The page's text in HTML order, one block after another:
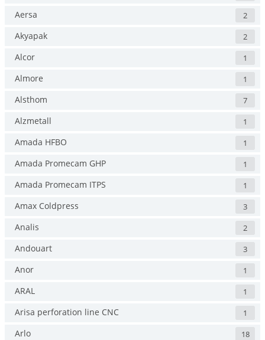
Aersa 2
Akyapak 2
Alcor 1
Almore 1
Alsthom 7
Alzmetall 1
Amada HFBO 1
Amada Promecam GHP 1
Amada Promecam ITPS 1
Amax Coldpress 3
Analis 2
Andouart 3
Anor 1
ARAL 1
Arisa perforation line CNC 1
Arlo 18